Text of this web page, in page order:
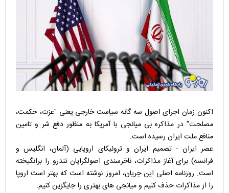
اکنون زمان اجرای اصول سه گانه سیاست خارجی یعنی "عزت، حکمت،
مصلحت" در مذاکره بی میانجی با آمریکا به منظور دفع شر و تامین
منافع ملت ایران رسیده است.
عصر ایران - تصمیم ایران و تروئیکای اروپایی (آلمان، انگلیس و
فرانسه) برای آغاز مذاکرات، ناخرسندی اصولگرایان تندرو را برانگیخته
است. روزنامه اصلی این جریان، امروز نوشته است که بهتر است اروپا
را از مذاکرات حذف کنیم و میانجی های بهتری را جایگزین کنیم.